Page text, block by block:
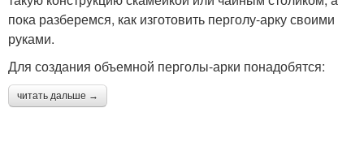
пока разберемся, как изготовить перголу-арку своими
руками.
Для создания объемной перголы-арки понадобятся:
читать дальше →